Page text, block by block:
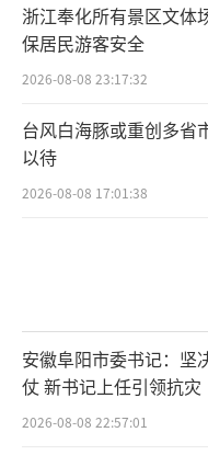
浙江奉化所有景区文体
保居民游客安全
2026-08-08 23:17:32
台风白海豚或重创多省
以待
2026-08-08 17:01:38
安徽阜阳市委书记：坚
仗 新书记上任引领抗灾
2026-08-08 22:57:01